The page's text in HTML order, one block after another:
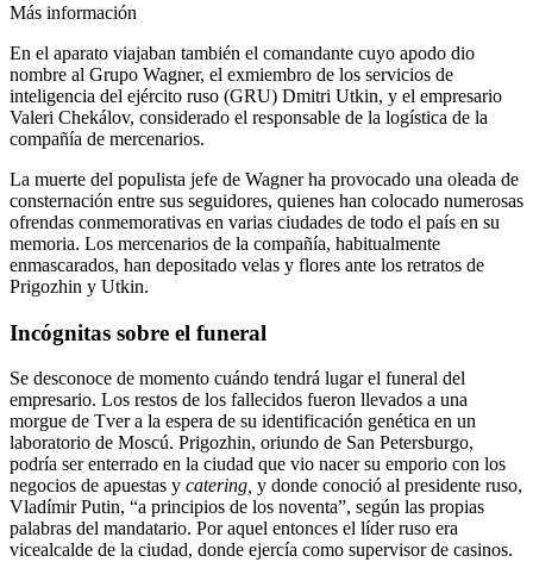
Más información
En el aparato viajaban también el comandante cuyo apodo dio
nombre al Grupo Wagner, el exmiembro de los servicios de
inteligencia del ejército ruso (GRU) Dmitri Utkin, y el empresario
Valeri Chekálov, considerado el responsable de la logística de la
compañía de mercenarios.
La muerte del populista jefe de Wagner ha provocado una oleada de
consternación entre sus seguidores, quienes han colocado numerosas
ofrendas conmemorativas en varias ciudades de todo el país en su
memoria. Los mercenarios de la compañía, habitualmente
enmascarados, han depositado velas y flores ante los retratos de
Prigozhin y Utkin.
Incógnitas sobre el funeral
Se desconoce de momento cuándo tendrá lugar el funeral del
empresario. Los restos de los fallecidos fueron llevados a una
morgue de Tver a la espera de su identificación genética en un
laboratorio de Moscú. Prigozhin, oriundo de San Petersburgo,
podría ser enterrado en la ciudad que vio nacer su emporio con los
negocios de apuestas y catering, y donde conoció al presidente ruso,
Vladímir Putin, “a principios de los noventa”, según las propias
palabras del mandatario. Por aquel entonces el líder ruso era
vicealcalde de la ciudad, donde ejercía como supervisor de casinos.